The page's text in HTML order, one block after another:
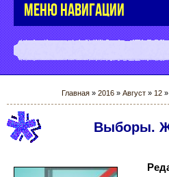
МЕНЮ НАВИГАЦИИ
Главная» 2016 » Август » 12»
Выборы.